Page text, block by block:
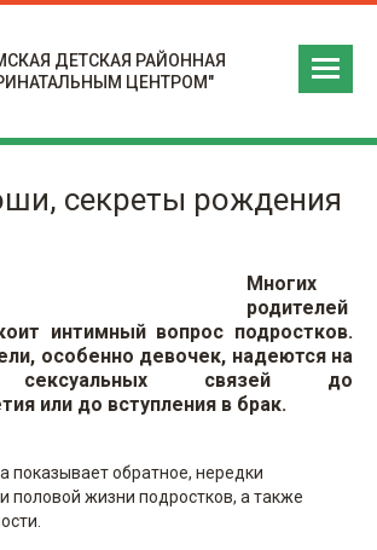
ДЕТСКАЯ РАЙОННАЯ
ЦЕНТРОМ"
секреты рождения
Многих
родителей
интимный вопрос подростков.
особенно девочек, надеются на
сексуальных связей до
или до вступления в брак.
показывает обратное, нередки
половой жизни подростков, а также